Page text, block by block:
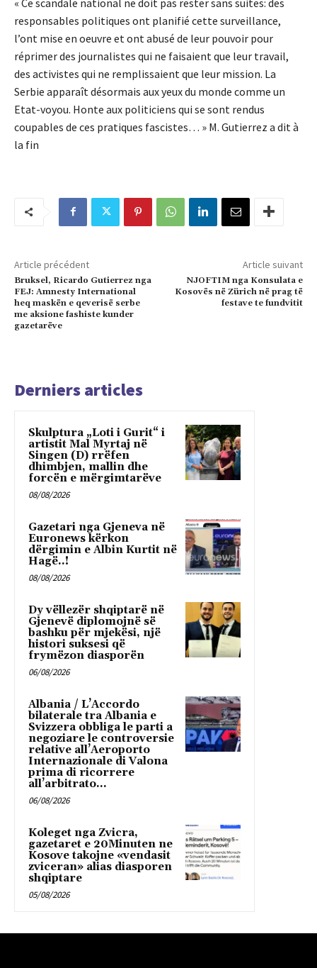
responsables politiques ont planifié cette surveillance,
l’ont mise en oeuvre et ont abusé de leur pouvoir pour
réprimer des journalistes qui ne faisaient que leur travail,
des activistes qui ne remplissaient que leur mission. La
Serbie apparaît désormais aux yeux du monde comme un
Etat-voyou. Honte aux politiciens qui se sont rendus
coupables de ces pratiques fascistes… » M. Gutierrez a dit à
la fin
Article précédent
Bruksel, Ricardo Gutierrez nga
FEJ: Amnesty International
heq maskën e qeverisë serbe
me aksione fashiste kunder
gazetarëve
Article suivant
NJOFTIM nga Konsulata e
Kosovës në Zürich në prag të
festave te fundvitit
Derniers articles
Skulptura „Loti i Gurit“ i
artistit Mal Myrtaj në
Singen (D) rrëfen
dhimbjen, mallin dhe
forcën e mërgimtarëve
08/08/2026
Gazetari nga Gjeneva në
Euronews kërkon
dërgimin e Albin Kurtit në
Hagë..!
08/08/2026
Dy vëllezër shqiptarë në
Gjenevë diplomojnë së
bashku për mjekësi, një
histori suksesi që
frymëzon diasporën
06/08/2026
Albania / L’Accordo
bilaterale tra Albania e
Svizzera obbliga le parti a
negoziare le controversie
relative all’Aeroporto
Internazionale di Valona
prima di ricorrere
all’arbitrato...
06/08/2026
Koleget nga Zvicra,
gazetaret e 20Minuten ne
Kosove takojne «vendasit
zviceran» alias diasporen
shqiptare
05/08/2026